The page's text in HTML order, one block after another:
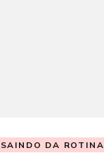
SAINDO DA ROTINA